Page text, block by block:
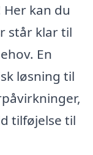
kan du
står klar til
En
løsning til
tilføjelse til